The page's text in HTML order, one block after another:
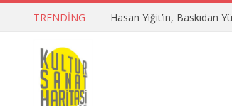
TRENDING Hasan Yiğit’in, Baskıdan